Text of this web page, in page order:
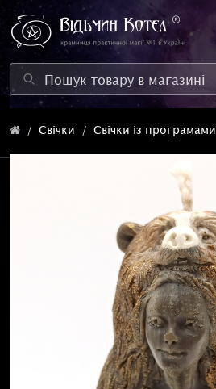
Свічки Свічки із програмами